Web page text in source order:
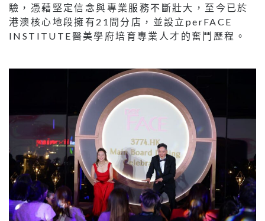
驗，憑藉堅定信念與專業服務不斷壯大，至今已於
港澳核心地段擁有21間分店，並設立perFACE
INSTITUTE醫美學府培育專業人才的奮鬥歷程。